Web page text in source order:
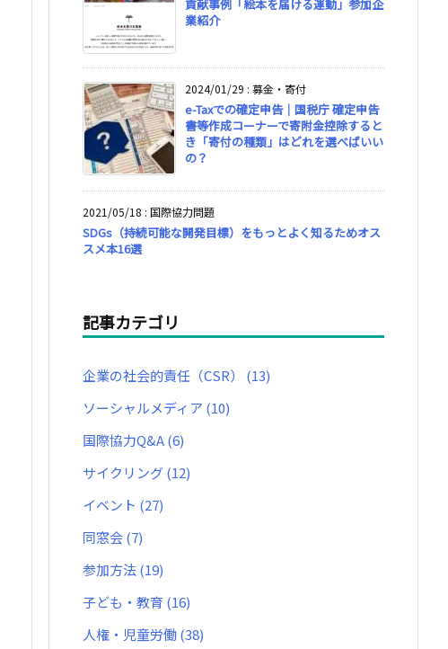
貢献事例「絵本を届ける運動」参加企
業紹介
2024/01/29 : 募金・寄付
e-Taxでの確定申告｜国税庁 確定申告
書等作成コーナーで寄附金控除すると
き「寄付の種類」はどれを選べばいい
の？
2021/05/18 : 国際協力問題
SDGs（持続可能な開発目標）をもっとよく知るためオス
スメ本16選
記事カテゴリ
企業の社会的責任（CSR） (13)
ソーシャルメディア (10)
国際協力Q&A(6)
サイクリング(12)
イベント (27)
同窓会(7)
参加方法(19)
子ども・教育 (16)
人権・児童労働(38)